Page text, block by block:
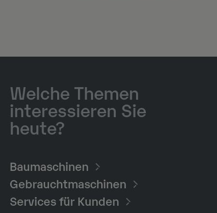
Welche Themen
interessieren Sie
heute?
Baumaschinen​
Gebrauchtmaschinen
Services für Kunden